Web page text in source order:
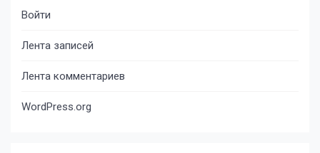
Войти
Лента записей
Лента комментариев
WordPress.org